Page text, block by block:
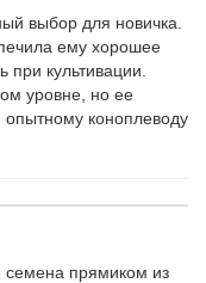
выбор для новичка.
ему хорошее
при культивации.
уровне, но ее
коноплеводу
прямиком из